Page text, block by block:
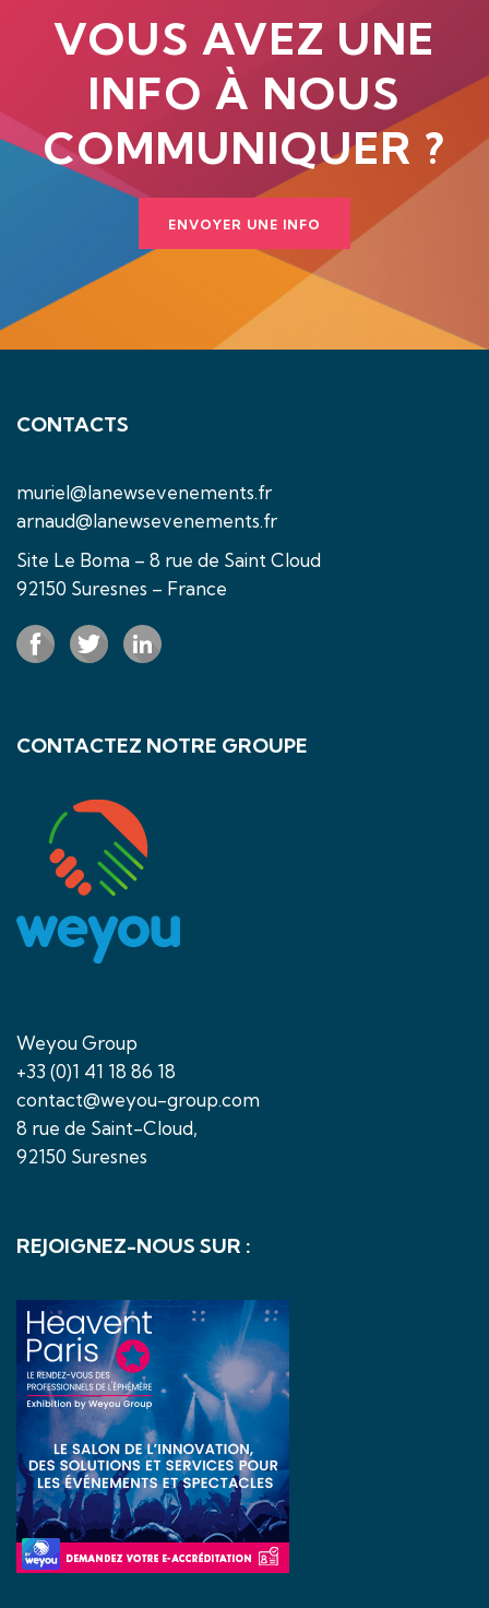
VOUS AVEZ UNE
INFO À NOUS
COMMUNIQUER ?
ENVOYER UNE INFO
CONTACTS
muriel@lanewsevenements.fr
arnaud@lanewsevenements.fr
Site Le Boma – 8 rue de Saint Cloud
92150 Suresnes – France
CONTACTEZ NOTRE GROUPE
Weyou Group
+33 (0)1 41 18 86 18
contact@weyou-group.com
8 rue de Saint-Cloud,
92150 Suresnes
REJOIGNEZ-NOUS SUR :